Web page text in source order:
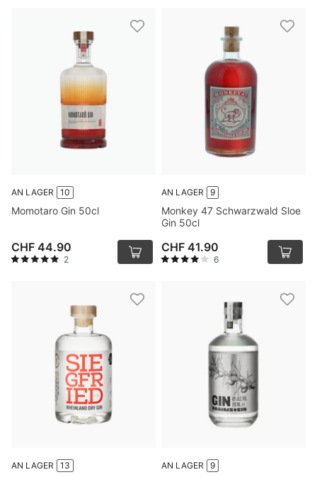
AN LAGER 10
Momotaro Gin 50cl
CHF 44.90
2
AN LAGER 9
Monkey 47 Schwarzwald Sloe
Gin 50cl
CHF 41.90
6
AN LAGER 13 AN LAGER 9